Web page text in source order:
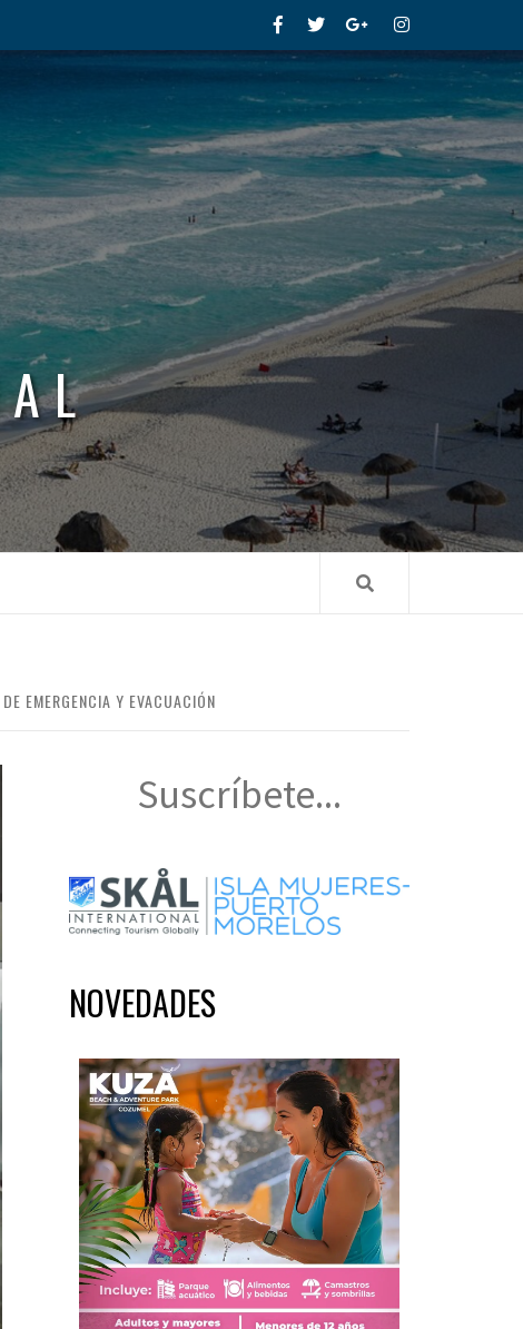
FacebookTwitterGoogle+Instagram
EMERGENCIA Y EVACUACIÓN
Suscríbete...
NOVEDADES